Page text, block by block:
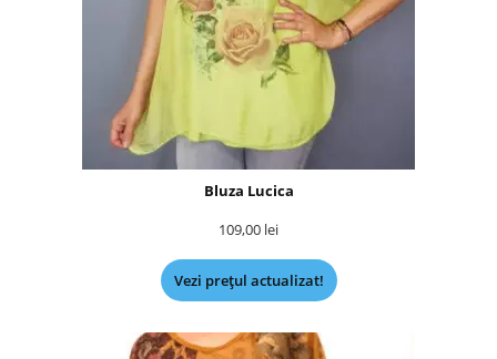
Bluza Lucica
109,00 lei
Vezi prețul actualizat!